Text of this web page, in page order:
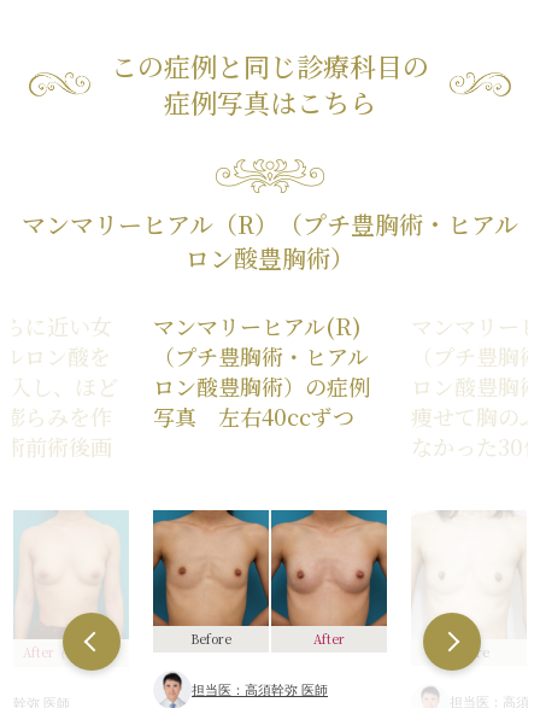
この症例と同じ診療科目の
症例写真はこちら
マンマリーヒアル（R）（プチ豊胸術・ヒアル
ロン酸豊胸術）
に近い女
ロン酸を
し、ほど
らみを作
前術後画
After （3ヶ月後）
幹弥 医師
マンマリーヒアル(R)
（プチ豊胸術・ヒアル
ロン酸豊胸術）の症例
写真 左右40ccずつ
Before After
担当医：高須幹弥 医師
マンマリー
（プチ豊胸
ロン酸豊胸
痩せて胸の
なかった30
Before
担当医：高須